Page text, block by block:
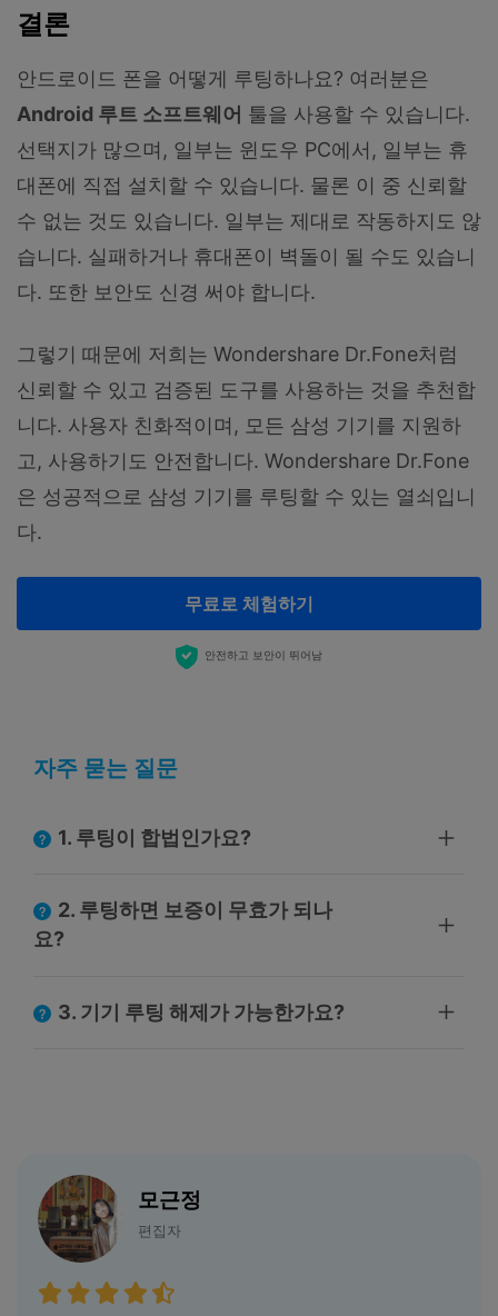
결론
안드로이드 폰을 어떻게 루팅하나요? 여러분은
Android 루트 소프트웨어 툴을 사용할 수 있습니다.
선택지가 많으며, 일부는 윈도우 PC에서, 일부는 휴
대폰에 직접 설치할 수 있습니다. 물론 이 중 신뢰할
수 없는 것도 있습니다. 일부는 제대로 작동하지도 않
습니다. 실패하거나 휴대폰이 벽돌이 될 수도 있습니
다. 또한 보안도 신경 써야 합니다.
그렇기 때문에 저희는 Wondershare Dr.Fone처럼
신뢰할 수 있고 검증된 도구를 사용하는 것을 추천합
니다. 사용자 친화적이며, 모든 삼성 기기를 지원하
고, 사용하기도 안전합니다. Wondershare Dr.Fone
은 성공적으로 삼성 기기를 루팅할 수 있는 열쇠입니
다.
무료로 체험하기
안전하고 보안이 뛰어남
자주 묻는 질문
1. 루팅이 합법인가요?
2. 루팅하면 보증이 무효가 되나
요?
3. 기기 루팅 해제가 가능한가요?
모근정
편집자